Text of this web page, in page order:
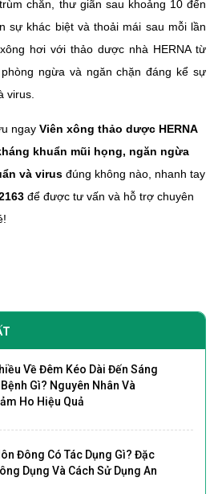
chăn, thư giãn sau khoảng 10 đến
sự khác biệt và thoải mái sau mỗi lần
hơi với thảo dược nhà HERNA từ
ngừa và ngăn chặn đáng kể sự
virus.
ngay Viên xông thảo dược HERNA
khuẩn mũi họng, ngăn ngừa
và virus đúng không nào, nhanh tay
để được tư vấn và hỗ trợ chuyên
Về Đêm Kéo Dài Đến Sáng
Gì? Nguyên Nhân Và
Ho Hiệu Quả
Đông Có Tác Dụng Gì? Đặc
Dụng Và Cách Sử Dụng An